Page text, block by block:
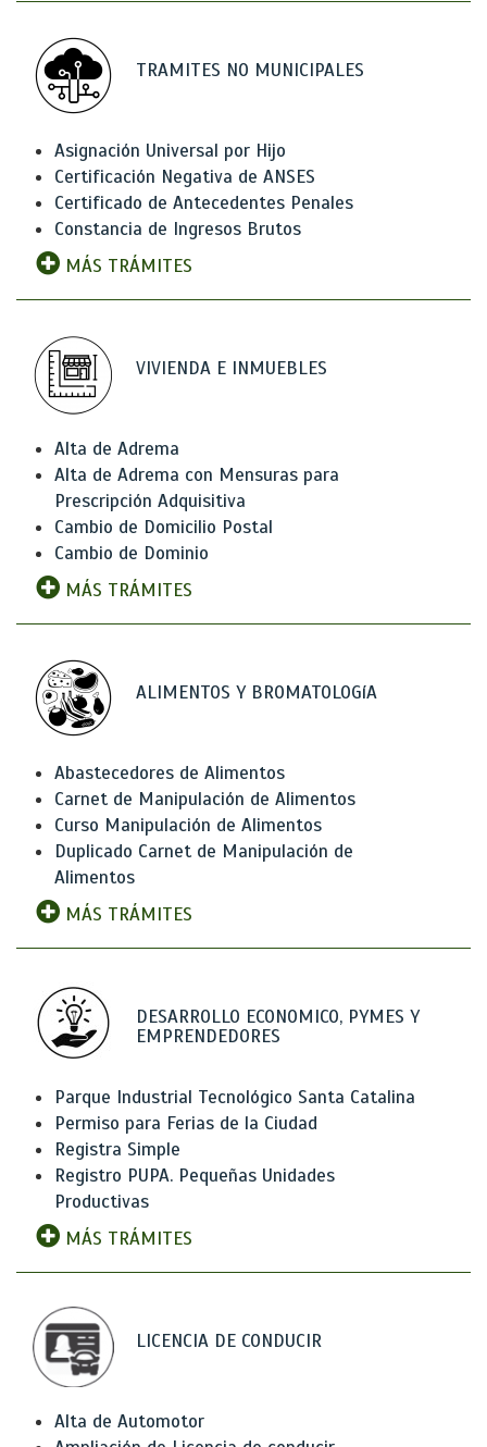
TRAMITES NO MUNICIPALES
Asignación Universal por Hijo
Certificación Negativa de ANSES
Certificado de Antecedentes Penales
Constancia de Ingresos Brutos
MÁS TRÁMITES
VIVIENDA E INMUEBLES
Alta de Adrema
Alta de Adrema con Mensuras para
Prescripción Adquisitiva
Cambio de Domicilio Postal
Cambio de Dominio
MÁS TRÁMITES
ALIMENTOS Y BROMATOLOGíA
Abastecedores de Alimentos
Carnet de Manipulación de Alimentos
Curso Manipulación de Alimentos
Duplicado Carnet de Manipulación de
Alimentos
MÁS TRÁMITES
DESARROLLO ECONOMICO, PYMES Y
EMPRENDEDORES
Parque Industrial Tecnológico Santa Catalina
Permiso para Ferias de la Ciudad
Registra Simple
Registro PUPA. Pequeñas Unidades
Productivas
MÁS TRÁMITES
LICENCIA DE CONDUCIR
Alta de Automotor